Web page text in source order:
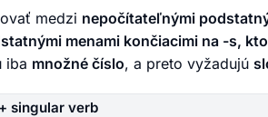
medzi nepočítateľnými
menami končiacimi na -s,
iba množné číslo, a preto vyžadujú
singular verb